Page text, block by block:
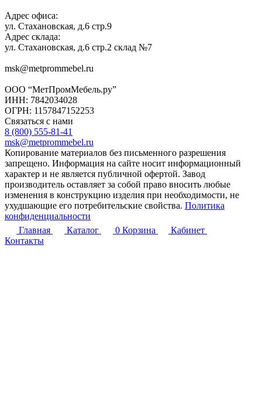
Адрес офиса:
ул. Стахановская, д.6 стр.9
Адрес склада:
ул. Стахановская, д.6 стр.2 склад №7
msk@metprommebel.ru
ООО “МетПромМебель.ру”
ИНН: 7842034028
ОГРН: 1157847152253
Связаться с нами
8 (800) 555-81-41
msk@metprommebel.ru
Копирование материалов без письменного разрешения
запрещено. Информация на сайте носит информационный
характер и не является публичной офертой. Завод
производитель оставляет за собой право вносить любые
изменения в конструкцию изделия при необходимости, не
ухудшающие его потребительские свойства. Политика
конфиденциальности
Главная
Каталог 0 Корзина
Кабинет
Контакты